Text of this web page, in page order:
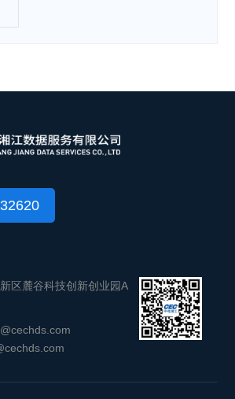
区麓谷科技创新创业园A